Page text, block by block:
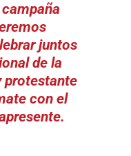
juntos
de la
protestante
con el